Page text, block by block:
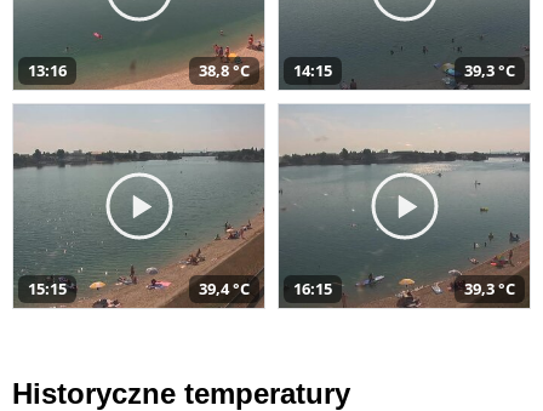
13:16 38,8 °C 14:15 39,3 °C
15:15 39,4 °C 16:15 39,3 °C
Historyczne temperatury